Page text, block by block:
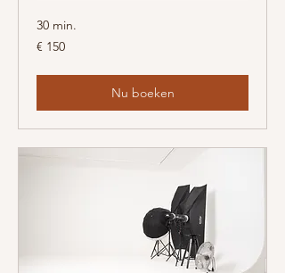
30 min.
150
euro
€ 150
Nu boeken